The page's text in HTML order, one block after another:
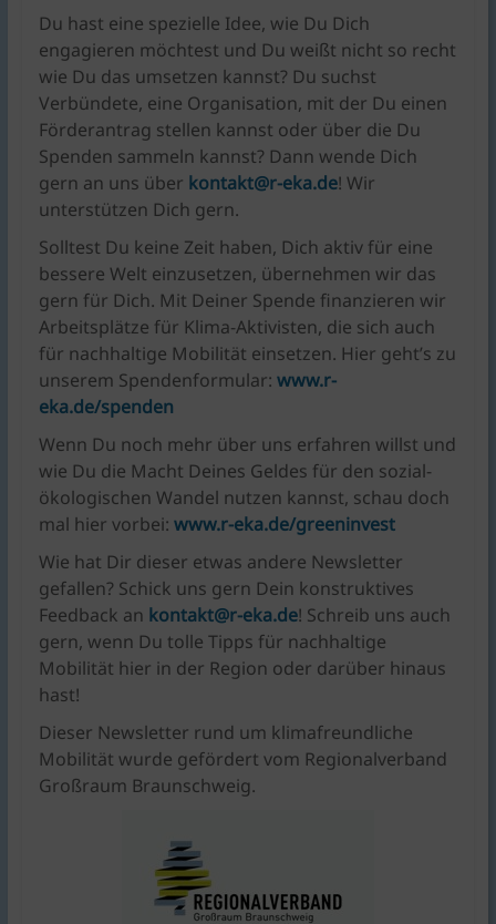
Du hast eine spezielle Idee, wie Du Dich
engagieren möchtest und Du weißt nicht so recht
wie Du das umsetzen kannst? Du suchst
Verbündete, eine Organisation, mit der Du einen
Förderantrag stellen kannst oder über die Du
Spenden sammeln kannst? Dann wende Dich
gern an uns über kontakt@r-eka.de! Wir
unterstützen Dich gern.
Solltest Du keine Zeit haben, Dich aktiv für eine
bessere Welt einzusetzen, übernehmen wir das
gern für Dich. Mit Deiner Spende finanzieren wir
Arbeitsplätze für Klima-Aktivisten, die sich auch
für nachhaltige Mobilität einsetzen. Hier geht’s zu
unserem Spendenformular: www.r-
eka.de/spenden
Wenn Du noch mehr über uns erfahren willst und
wie Du die Macht Deines Geldes für den sozial-
ökologischen Wandel nutzen kannst, schau doch
mal hier vorbei: www.r-eka.de/greeninvest
Wie hat Dir dieser etwas andere Newsletter
gefallen? Schick uns gern Dein konstruktives
Feedback an kontakt@r-eka.de! Schreib uns auch
gern, wenn Du tolle Tipps für nachhaltige
Mobilität hier in der Region oder darüber hinaus
hast!
Dieser Newsletter rund um klimafreundliche
Mobilität wurde gefördert vom Regionalverband
Großraum Braunschweig.